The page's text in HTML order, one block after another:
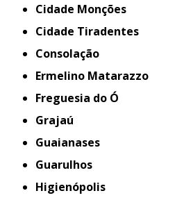
Cidade Monções
Cidade Tiradentes
Consolação
Ermelino Matarazzo
Freguesia do Ó
Grajaú
Guaianases
Guarulhos
Higienópolis